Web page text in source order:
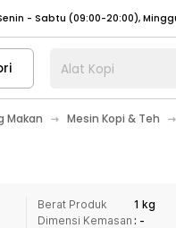
Senin - Jumat (07:00 - 20:00),
- Jumat (08:00 - 20:00), Sabtu
- Jumat (08:00 - 20:00), Sabtu
Senin - Sabtu (09:00-20:00),
Senin - Sabtu (09:00-20:00),
Alat Kopi
Makan Mesin Kopi & Teh
Berat Produk
1 kg
Dimensi Kemasan : -